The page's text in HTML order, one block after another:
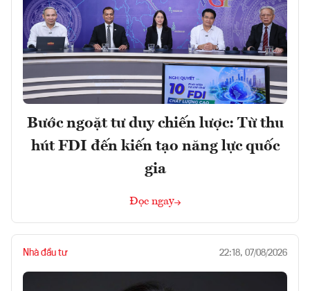
Bước ngoặt tư duy chiến lược: Từ thu
hút FDI đến kiến tạo năng lực quốc
gia
Đọc ngay
Nhà đầu tư 22:18, 07/08/2026